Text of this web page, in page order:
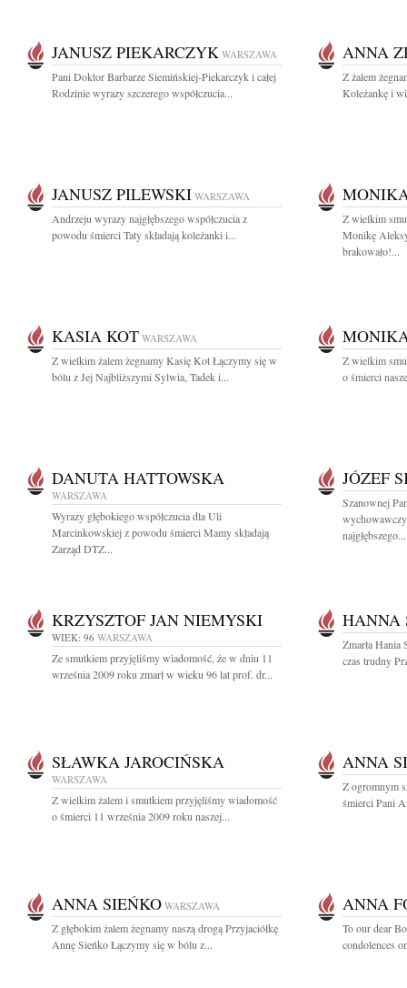
JANUSZ PIEKARCZYK WARSZAWA
Pani Doktor Barbarze Siemińskiej-Piekarczyk i całej
Rodzinie wyrazy szczerego współczucia...
ANNA
Z żalem
Koleżankę i
JANUSZ PILEWSKI WARSZAWA
Andrzeju wyrazy najgłębszego współczucia z
powodu śmierci Taty składają koleżanki i...
Z wielkim
Monikę
brakowało!...
KASIA KOT WARSZAWA
Z wielkim żalem żegnamy Kasię Kot Łączymy się w
bólu z Jej Najbliższymi Sylwia, Tadek i...
Z wielkim
o śmierci
DANUTA HATTOWSKA
WARSZAWA
Wyrazy głębokiego współczucia dla Uli
Marcinkowskiej z powodu śmierci Mamy składają
Zarząd DTZ...
JÓZEF
Szanownej
najgłębszego...
KRZYSZTOF JAN NIEMYSKI
WIEK: 96 WARSZAWA
Ze smutkiem przyjęliśmy wiadomość, że w dniu 11
września 2009 roku zmarł w wieku 96 lat prof. dr...
HANNA
Zmarła Hania
czas trudny
SŁAWKA JAROCIŃSKA
WARSZAWA
Z wielkim żalem i smutkiem przyjęliśmy wiadomość
o śmierci 11 września 2009 roku naszej...
ANNA
Z ogromnym
śmierci Pani
ANNA SIEŃKO WARSZAWA
Z głębokim żalem żegnamy naszą drogą Przyjaciółkę
Annę Sieńko Łączymy się w bólu z...
ANNA
To our dear
condolences